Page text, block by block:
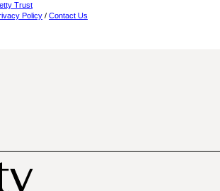
Trust
Policy / Contact Us